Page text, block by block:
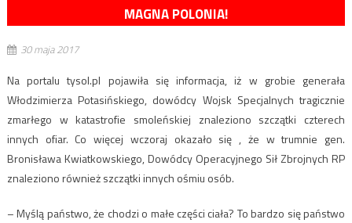
MAGNA POLONIA!
30 maja 2017
Na portalu tysol.pl pojawiła się informacja, iż w grobie generała
Włodzimierza Potasińskiego, dowódcy Wojsk Specjalnych tragicznie
zmarłego w katastrofie smoleńskiej znaleziono szczątki czterech
innych ofiar. Co więcej wczoraj okazało się , że w trumnie gen.
Bronisława Kwiatkowskiego, Dowódcy Operacyjnego Sił Zbrojnych RP
znaleziono również szczątki innych ośmiu osób.
– Myślą państwo, że chodzi o małe części ciała? To bardzo się państwo